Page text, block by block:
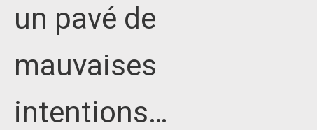
un pavé de
mauvaises
intentions…